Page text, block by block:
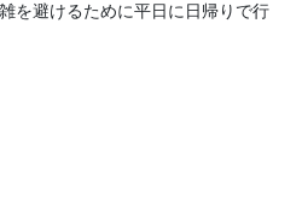
を避けるために平日に日帰りで行